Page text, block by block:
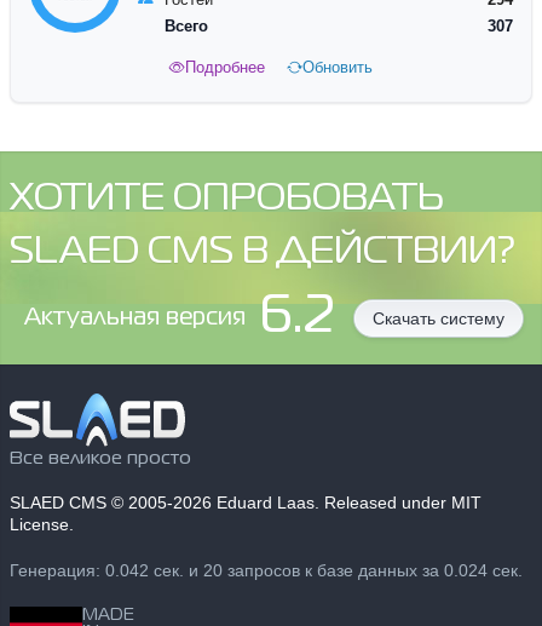
Всего
307
Подробнее Обновить
ХОТИТЕ ОПРОБОВАТЬ
SLAED CMS В ДЕЙСТВИИ?
Aктуальная версия 6.2 Скачать систему
Все великое просто
SLAED CMS © 2005-2026 Eduard Laas. Released under MIT
License.
Генерация: 0.042 сек. и 20 запросов к базе данных за 0.024 сек.
MADE